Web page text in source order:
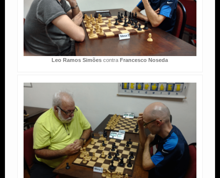
Leo Ramos Simões contraFrancesco Noseda